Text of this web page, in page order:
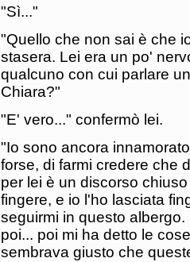
"Sì..."
"Quello che non sai è che
stasera. Lei era un po'
qualcuno con cui parlare
Chiara?"
"E' vero..." confermò lei.
"Io sono ancora
forse, di farmi credere che
per lei è un discorso
fingere, e io l'ho lasciata
seguirmi in questo
poi... poi mi ha detto le
sembrava giusto che